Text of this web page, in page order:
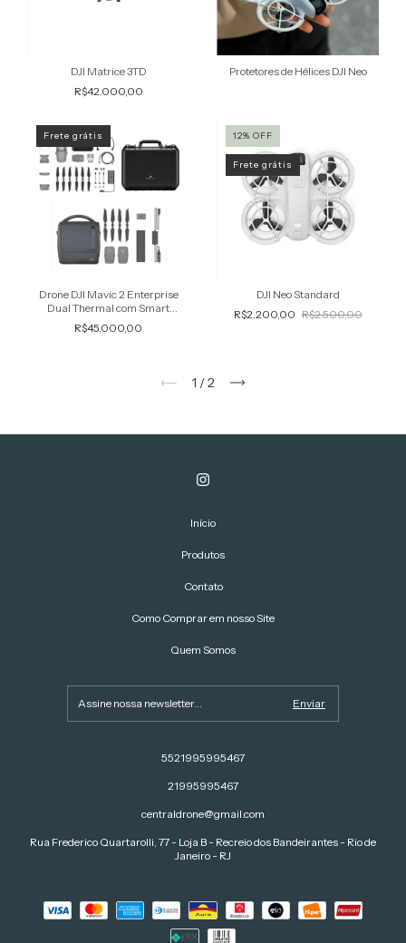
DJI Matrice 3TD
R$42.000,00
Protetores de Hélices DJI Neo
Frete grátis
Drone DJI Mavic 2 Enterprise
Dual Thermal com Smart
Controller 4K Fly more Combo
R$45.000,00
12% OFF
Frete grátis
DJI Neo Standard
R$2.200,00 R$2.500,00
1 /2
Início
Produtos
Contato
Como Comprar em nosso Site
Quem Somos
5521995995467
21995995467
centraldrone@gmail.com
Rua Frederico Quartarolli, 77 - Loja B - Recreio dos Bandeirantes - Rio de
Janeiro - RJ